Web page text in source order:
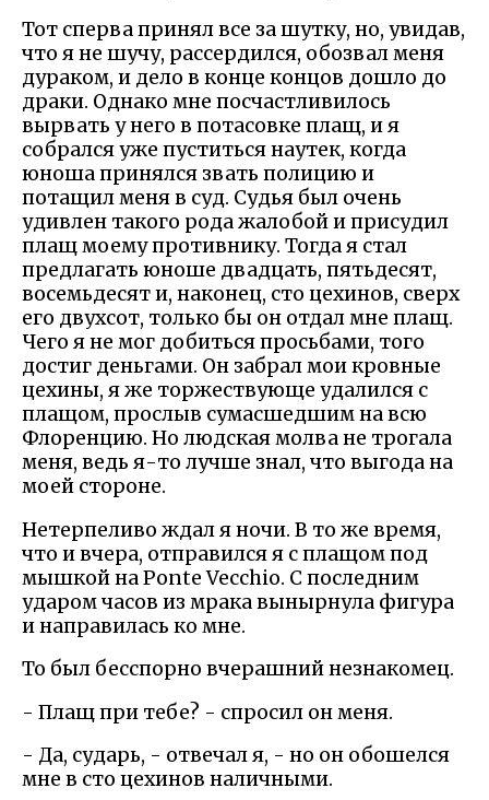
Тот сперва принял все за шутку, но, увидав,
что я не шучу, рассердился, обозвал меня
дураком, и дело в конце концов дошло до
драки. Однако мне посчастливилось
вырвать у него в потасовке плащ, и я
собрался уже пуститься наутек, когда
юноша принялся звать полицию и
потащил меня в суд. Судья был очень
удивлен такого рода жалобой и присудил
плащ моему противнику. Тогда я стал
предлагать юноше двадцать, пятьдесят,
восемьдесят и, наконец, сто цехинов, сверх
его двухсот, только бы он отдал мне плащ.
Чего я не мог добиться просьбами, того
достиг деньгами. Он забрал мои кровные
цехины, я же торжествующе удалился с
плащом, прослыв сумасшедшим на всю
Флоренцию. Но людская молва не трогала
меня, ведь я-то лучше знал, что выгода на
моей стороне.
Нетерпеливо ждал я ночи. В то же время,
что и вчера, отправился я с плащом под
мышкой на Ponte Vecchio. С последним
ударом часов из мрака вынырнула фигура
и направилась ко мне.
То был бесспорно вчерашний незнакомец.
- Плащ при тебе? - спросил он меня.
- Да, сударь, - отвечал я, - но он обошелся
мне в сто цехинов наличными.